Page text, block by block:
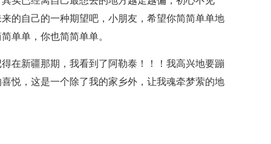
的自己的一种期望吧，小朋友，希望你简简单单地
单单，你也简简单单。
在新疆那期，我看到了阿勒泰！！！我高兴地要蹦
悦，这是一个除了我的家乡外，让我魂牵梦萦的地